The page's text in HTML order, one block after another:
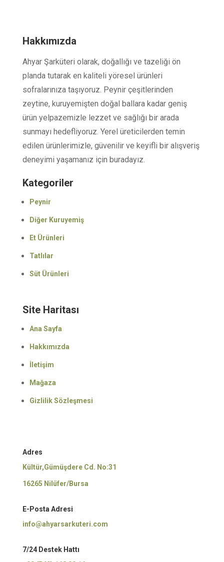
Hakkımızda
Ahyar Şarküteri olarak, doğallığı ve tazeliği ön
planda tutarak en kaliteli yöresel ürünleri
sofralarınıza taşıyoruz. Peynir çeşitlerinden
zeytine, kuruyemişten doğal ballara kadar geniş
ürün yelpazemizle lezzet ve sağlığı bir arada
sunmayı hedefliyoruz. Yerel üreticilerden temin
edilen ürünlerimizle, güvenilir ve keyifli bir alışveriş
deneyimi yaşamanız için buradayız.
Kategoriler
Peynir
Diğer Kuruyemiş
Et Ürünleri
Tatlılar
Süt Ürünleri
Site Haritası
Ana Sayfa
Hakkımızda
İletişim
Mağaza
Gizlilik Sözleşmesi
Adres
Kültür,Gümüşdere Cd. No:31
16265 Nilüfer/Bursa
E-Posta Adresi
info@ahyarsarkuteri.com
7/24 Destek Hattı